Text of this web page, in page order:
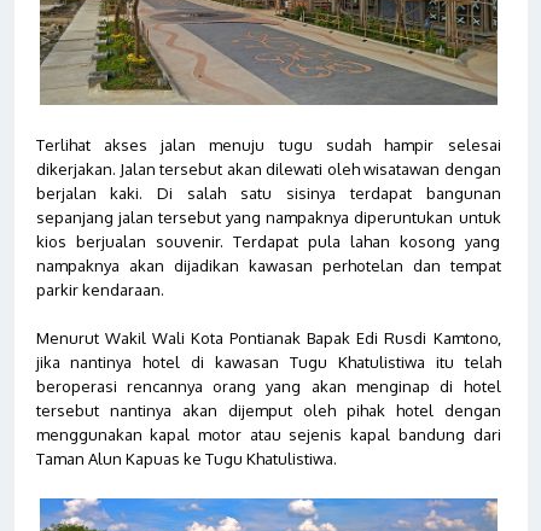
Terlihat akses jalan menuju tugu sudah hampir selesai
dikerjakan. Jalan tersebut akan dilewati oleh wisatawan dengan
berjalan kaki. Di salah satu sisinya terdapat bangunan
sepanjang jalan tersebut yang nampaknya diperuntukan untuk
kios berjualan souvenir. Terdapat pula lahan kosong yang
nampaknya akan dijadikan kawasan perhotelan dan tempat
parkir kendaraan.
Menurut Wakil Wali Kota Pontianak Bapak Edi Rusdi Kamtono,
jika nantinya hotel di kawasan Tugu Khatulistiwa itu telah
beroperasi rencannya orang yang akan menginap di hotel
tersebut nantinya akan dijemput oleh pihak hotel dengan
menggunakan kapal motor atau sejenis kapal bandung dari
Taman Alun Kapuas ke Tugu Khatulistiwa.